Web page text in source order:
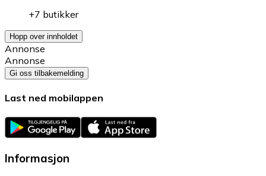
+7 butikker
Hopp over innholdet
Annonse
Annonse
Gi oss tilbakemelding
Last ned mobilappen
Informasjon